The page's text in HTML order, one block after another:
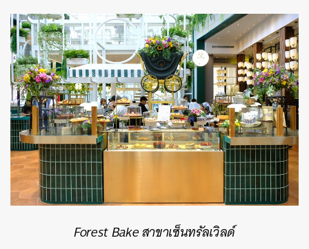
Forest Bake สาขาเซ็นทรัลเวิลด์